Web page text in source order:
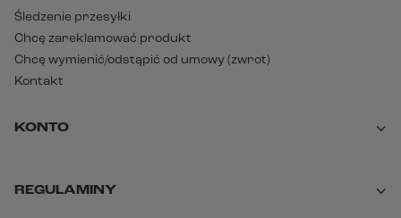
Śledzenie przesyłki
Chcę zareklamować produkt
Chcę wymienić/odstąpić od umowy (zwrot)
Kontakt
KONTO
REGULAMINY